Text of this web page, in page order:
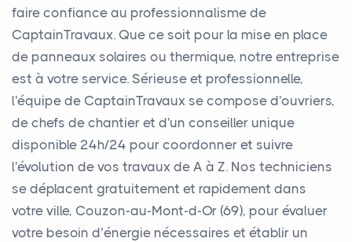
faire confiance au professionnalisme de
CaptainTravaux. Que ce soit pour la mise en place
de panneaux solaires ou thermique, notre entreprise
est à votre service. Sérieuse et professionnelle,
l'équipe de CaptainTravaux se compose d'ouvriers,
de chefs de chantier et d'un conseiller unique
disponible 24h/24 pour coordonner et suivre
l'évolution de vos travaux de A à Z. Nos techniciens
se déplacent gratuitement et rapidement dans
votre ville, Couzon-au-Mont-d-Or (69), pour évaluer
votre besoin d’énergie nécessaires et établir un